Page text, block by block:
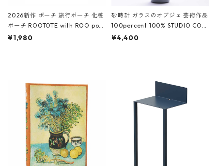
2026新作 ポーチ 旅行ポーチ 化粧
ポーチ ROOTOTE with ROO pou
ch 3532 ルートート WR.ポーチ.ラ
¥1,980
砂時計 ガラスのオブジェ 芸術作品
100percent 100% STUDIO COH
AKU Timeless 100パーセント ス
¥4,400